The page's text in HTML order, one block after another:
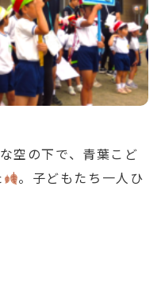
空の下で、青葉こど
。子どもたち一人ひ